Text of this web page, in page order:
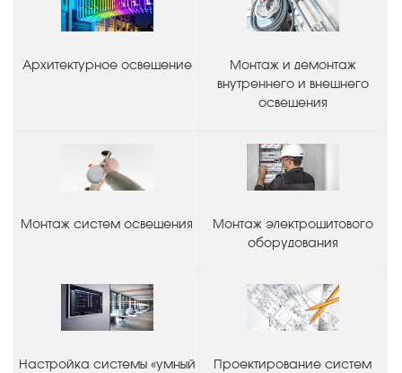
Архитектурное освещение
Монтаж и демонтаж
внутреннего и внешнего
освещения
Монтаж систем освещения
Монтаж электрощитового
оборудования
Настройка системы «умный
Проектирование систем